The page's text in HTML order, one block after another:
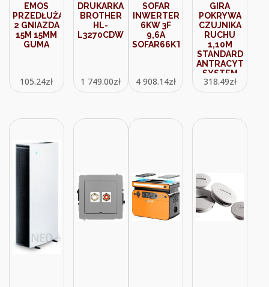
EMOS
PRZEDŁUŻACZ
2 GNIAZDA
15M 15MM
GUMA
105.24zł
DRUKARKA
BROTHER
HL-
L3270CDW
1 749.00zł
SOFAR
INWERTER
6KW 3F
9,6A
SOFAR66KTLXG3SOF
4 908.14zł
GIRA
POKRYWA
CZUJNIKA
RUCHU
1,10M
STANDARD
ANTRACYT
SYSTEM
3000
537328
318.49zł